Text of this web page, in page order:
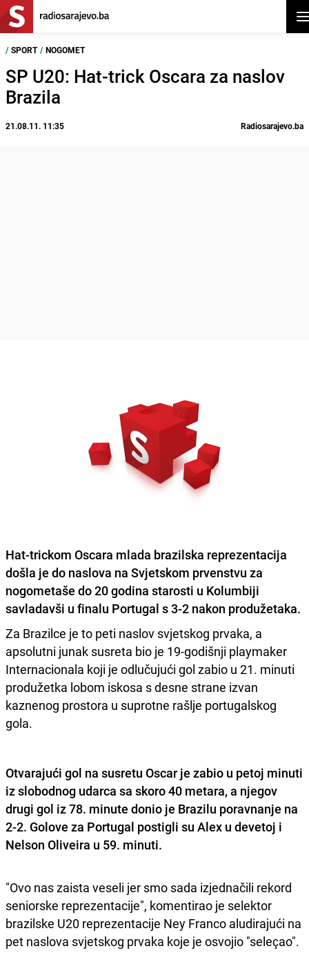
/ SPORT / NOGOMET
SP U20: Hat-trick Oscara za naslov
Brazila
21.08.11. 11:35 Radiosarajevo.ba
Hat-trickom Oscara mlada brazilska reprezentacija
došla je do naslova na Svjetskom prvenstvu za
nogometaše do 20 godina starosti u Kolumbiji
savladavši u finalu Portugal s 3-2 nakon produžetaka.
Za Brazilce je to peti naslov svjetskog prvaka, a
apsolutni junak susreta bio je 19-godišnji playmaker
Internacionala koji je odlučujući gol zabio u 21. minuti
produžetka lobom iskosa s desne strane izvan
kaznenog prostora u suprotne rašlje portugalskog
gola.
Otvarajući gol na susretu Oscar je zabio u petoj minuti
iz slobodnog udarca sa skoro 40 metara, a njegov
drugi gol iz 78. minute donio je Brazilu poravnanje na
2-2. Golove za Portugal postigli su Alex u devetoj i
Nelson Oliveira u 59. minuti.
"Ovo nas zaista veseli jer smo sada izjednačili rekord
seniorske reprezentacije", komentirao je selektor
brazilske U20 reprezentacije Ney Franco aludirajući na
pet naslova svjetskog prvaka koje je osvojio "seleçao".